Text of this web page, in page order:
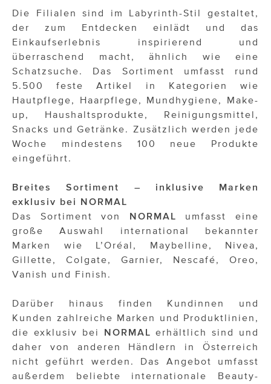
Die Filialen sind im Labyrinth-Stil gestaltet,
der zum Entdecken einlädt und das
Einkaufserlebnis inspirierend und
überraschend macht, ähnlich wie eine
Schatzsuche. Das Sortiment umfasst rund
5.500 feste Artikel in Kategorien wie
Hautpflege, Haarpflege, Mundhygiene, Make-
up, Haushaltsprodukte, Reinigungsmittel,
Snacks und Getränke. Zusätzlich werden jede
Woche mindestens 100 neue Produkte
eingeführt.
Breites Sortiment – inklusive Marken
exklusiv bei NORMAL
Das Sortiment von NORMAL
umfasst eine
große Auswahl international bekannter
Marken wie L’Oréal, Maybelline, Nivea,
Gillette, Colgate, Garnier, Nescafé, Oreo,
Vanish und Finish.
Darüber hinaus finden Kundinnen und
Kunden zahlreiche Marken und Produktlinien,
die exklusiv bei NORMAL erhältlich sind und
daher von anderen Händlern in Österreich
nicht geführt werden. Das Angebot umfasst
außerdem beliebte internationale Beauty-